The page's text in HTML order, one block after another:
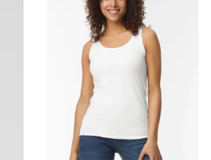
gekozen
worden
productpagina